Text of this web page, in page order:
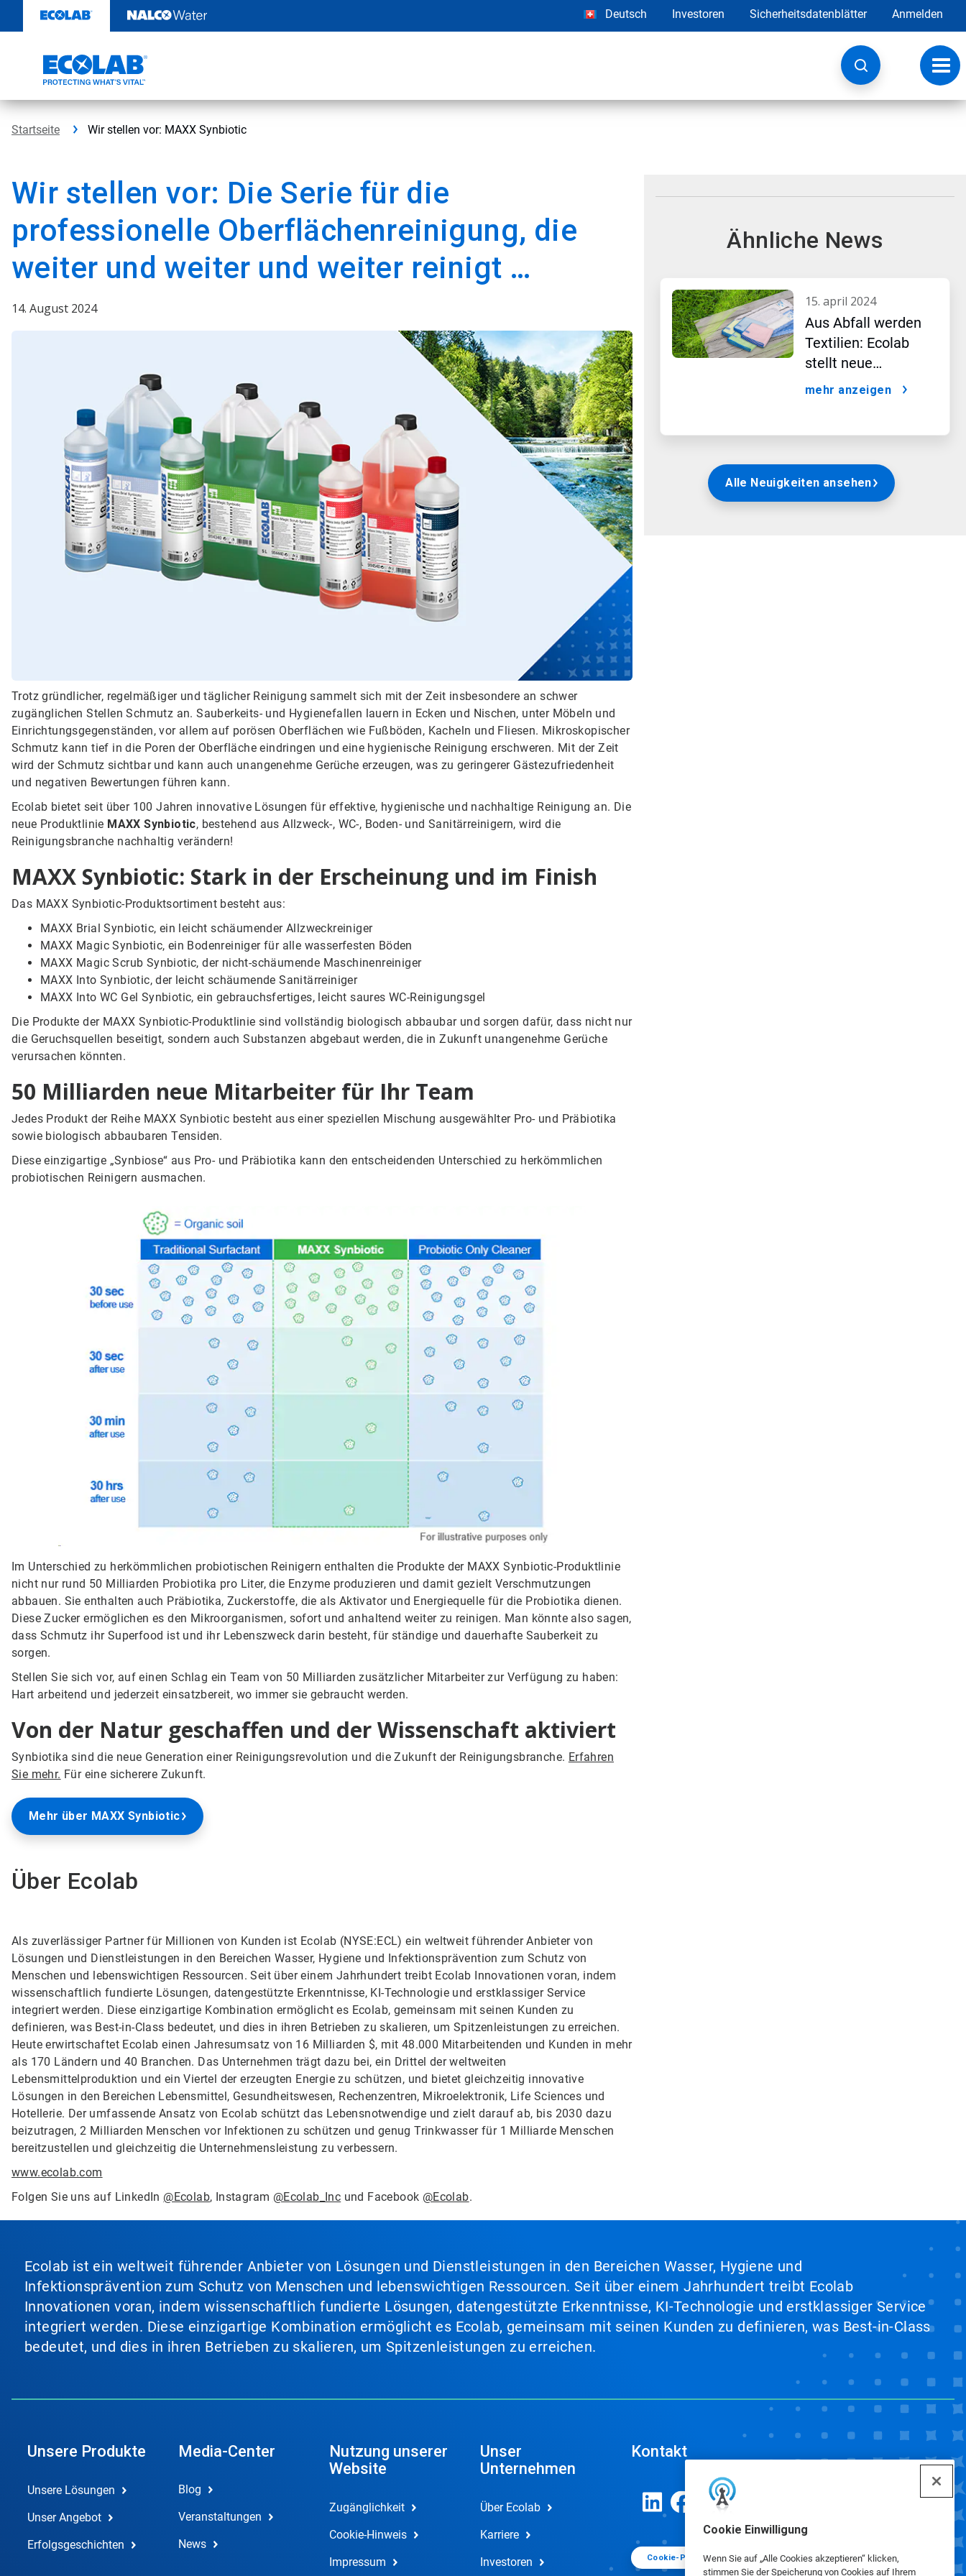
Inhalt
Cookie Einwilligung
Wenn Sie auf „Alle Cookies akzeptieren“ klicken,
stimmen Sie der Speicherung von Cookies auf Ihrem
Deutsch Investoren Sicherheitsdatenblätter Anmelden
Startseite Wir stellen vor: MAXX Synbiotic
Wir stellen vor: Die Serie für die
professionelle Oberflächenreinigung, die
weiter und weiter und weiter reinigt …
14. August 2024
Trotz gründlicher, regelmäßiger und täglicher Reinigung sammelt sich mit der Zeit insbesondere an schwer
zugänglichen Stellen Schmutz an. Sauberkeits- und Hygienefallen lauern in Ecken und Nischen, unter Möbeln und
Einrichtungsgegenständen, vor allem auf porösen Oberflächen wie Fußböden, Kacheln und Fliesen. Mikroskopischer
Schmutz kann tief in die Poren der Oberfläche eindringen und eine hygienische Reinigung erschweren. Mit der Zeit
wird der Schmutz sichtbar und kann auch unangenehme Gerüche erzeugen, was zu geringerer Gästezufriedenheit
und negativen Bewertungen führen kann.
Ecolab bietet seit über 100 Jahren innovative Lösungen für effektive, hygienische und nachhaltige Reinigung an. Die
neue Produktlinie MAXX Synbiotic, bestehend aus Allzweck-, WC-, Boden- und Sanitärreinigern, wird die
Reinigungsbranche nachhaltig verändern!
MAXX Synbiotic: Stark in der Erscheinung und im Finish
Das MAXX Synbiotic-Produktsortiment besteht aus:
MAXX Brial Synbiotic, ein leicht schäumender Allzweckreiniger
MAXX Magic Synbiotic, ein Bodenreiniger für alle wasserfesten Böden
MAXX Magic Scrub Synbiotic, der nicht-schäumende Maschinenreiniger
MAXX Into Synbiotic, der leicht schäumende Sanitärreiniger
MAXX Into WC Gel Synbiotic, ein gebrauchsfertiges, leicht saures WC-Reinigungsgel
Die Produkte der MAXX Synbiotic-Produktlinie sind vollständig biologisch abbaubar und sorgen dafür, dass nicht nur
die Geruchsquellen beseitigt, sondern auch Substanzen abgebaut werden, die in Zukunft unangenehme Gerüche
verursachen könnten.
50 Milliarden neue Mitarbeiter für Ihr Team
Jedes Produkt der Reihe MAXX Synbiotic besteht aus einer speziellen Mischung ausgewählter Pro- und Präbiotika
sowie biologisch abbaubaren Tensiden.
Diese einzigartige „Synbiose“ aus Pro- und Präbiotika kann den entscheidenden Unterschied zu herkömmlichen
probiotischen Reinigern ausmachen.
Im Unterschied zu herkömmlichen probiotischen Reinigern enthalten die Produkte der MAXX Synbiotic-Produktlinie
nicht nur rund 50 Milliarden Probiotika pro Liter, die Enzyme produzieren und damit gezielt Verschmutzungen
abbauen. Sie enthalten auch Präbiotika, Zuckerstoffe, die als Aktivator und Energiequelle für die Probiotika dienen.
Diese Zucker ermöglichen es den Mikroorganismen, sofort und anhaltend weiter zu reinigen. Man könnte also sagen,
dass Schmutz ihr Superfood ist und ihr Lebenszweck darin besteht, für ständige und dauerhafte Sauberkeit zu
sorgen.
Stellen Sie sich vor, auf einen Schlag ein Team von 50 Milliarden zusätzlicher Mitarbeiter zur Verfügung zu haben:
Hart arbeitend und jederzeit einsatzbereit, wo immer sie gebraucht werden.
Von der Natur geschaffen und der Wissenschaft aktiviert
Synbiotika sind die neue Generation einer Reinigungsrevolution und die Zukunft der Reinigungsbranche. Erfahren
Sie mehr. Für eine sicherere Zukunft.
Mehr über MAXX Synbiotic
Über Ecolab
Als zuverlässiger Partner für Millionen von Kunden ist Ecolab (NYSE:ECL) ein weltweit führender Anbieter von
Lösungen und Dienstleistungen in den Bereichen Wasser, Hygiene und Infektionsprävention zum Schutz von
Menschen und lebenswichtigen Ressourcen. Seit über einem Jahrhundert treibt Ecolab Innovationen voran, indem
wissenschaftlich fundierte Lösungen, datengestützte Erkenntnisse, KI-Technologie und erstklassiger Service
integriert werden. Diese einzigartige Kombination ermöglicht es Ecolab, gemeinsam mit seinen Kunden zu
definieren, was Best-in-Class bedeutet, und dies in ihren Betrieben zu skalieren, um Spitzenleistungen zu erreichen.
Heute erwirtschaftet Ecolab einen Jahresumsatz von 16 Milliarden $, mit 48.000 Mitarbeitenden und Kunden in mehr
als 170 Ländern und 40 Branchen. Das Unternehmen trägt dazu bei, ein Drittel der weltweiten
Lebensmittelproduktion und ein Viertel der erzeugten Energie zu schützen, und bietet gleichzeitig innovative
Lösungen in den Bereichen Lebensmittel, Gesundheitswesen, Rechenzentren, Mikroelektronik, Life Sciences und
Hotellerie. Der umfassende Ansatz von Ecolab schützt das Lebensnotwendige und zielt darauf ab, bis 2030 dazu
beizutragen, 2 Milliarden Menschen vor Infektionen zu schützen und genug Trinkwasser für 1 Milliarde Menschen
bereitzustellen und gleichzeitig die Unternehmensleistung zu verbessern.
www.ecolab.com
Folgen Sie uns auf LinkedIn @Ecolab, Instagram @Ecolab_Inc und Facebook @Ecolab.
Ähnliche News
15. april 2024
Aus Abfall werden
Textilien: Ecolab
stellt neue
professionelle
Mikrofaser und
Baumwolle vor
mehr anzeigen
Alle Neuigkeiten ansehen
Ecolab ist ein weltweit führender Anbieter von Lösungen und Dienstleistungen in den Bereichen Wasser, Hygiene und
Infektionsprävention zum Schutz von Menschen und lebenswichtigen Ressourcen. Seit über einem Jahrhundert treibt Ecolab
Innovationen voran, indem wissenschaftlich fundierte Lösungen, datengestützte Erkenntnisse, KI-Technologie und erstklassiger Service
integriert werden. Diese einzigartige Kombination ermöglicht es Ecolab, gemeinsam mit seinen Kunden zu definieren, was Best-in-Class
bedeutet, und dies in ihren Betrieben zu skalieren, um Spitzenleistungen zu erreichen.
Unsere Produkte
Unsere Lösungen
Unser Angebot
Erfolgsgeschichten
Media-Center
Blog
Veranstaltungen
News
Nutzung unserer
Website
Zugänglichkeit
Cookie-Hinweis
Impressum
Unser
Unternehmen
Über Ecolab
Karriere
Investoren
Kontakt
Cookie-Präferenzen